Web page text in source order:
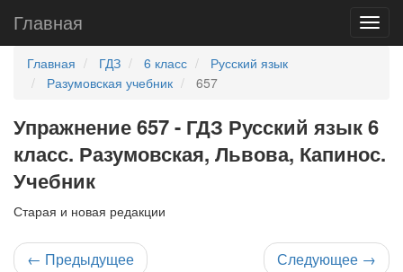
Главная
Главная ГДЗ 6 класс
Русский язык
Разумовская учебник
657
Упражнение 657 - ГДЗ Русский язык 6
класс. Разумовская, Львова, Капинос.
Учебник
Старая и новая редакции
← Предыдущее Следующее →